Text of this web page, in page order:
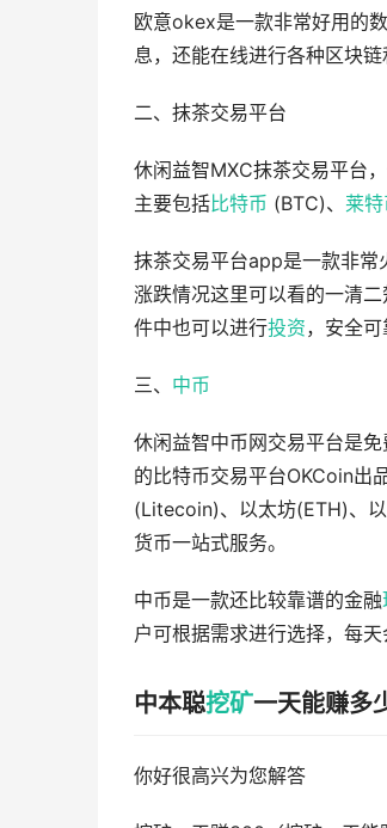
欧意okex是一款非常好用的
息，还能在线进行各种区块
二、抹茶交易平台
休闲益智MXC抹茶交易平台
主要包括比特币 (BTC)、 莱特
抹茶交易平台app是一款非常
涨跌情况这里可以看的一清
件中也可以进行投资，安全
三、 中币
休闲益智中币网交易平台是
的比特币交易平台OKCoin出
(Litecoin)、以太坊(ETH)、
货币一站式服务。
中币是一款还比较靠谱的金融
户可根据需求进行选择，每
中本聪挖矿一天能赚多
你好很高兴为您解答